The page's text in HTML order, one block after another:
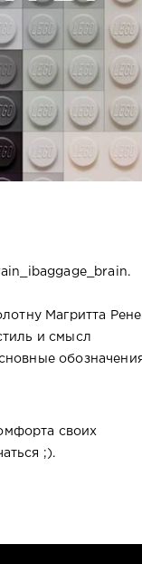
Магритта Рене
и смысл
своих
;).